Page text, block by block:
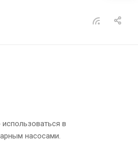
в
насосами.